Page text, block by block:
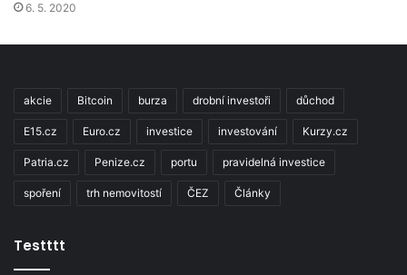
6. 5. 2020
akcie Bitcoin burza drobní investoři důchod
E15.cz Euro.cz investice investování Kurzy.cz
Patria.cz Penize.cz portu pravidelná investice
spoření trh nemovitostí ČEZ Články
Testttt